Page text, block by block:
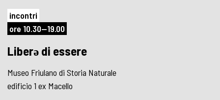
incontri
ore 10.30—19.00
Liberǝ di essere
Museo Friulano di Storia Naturale
edificio 1 ex Macello